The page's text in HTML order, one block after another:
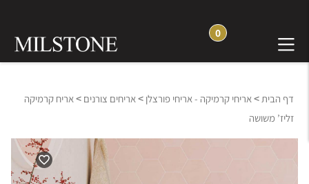
0
דף הבית> אריחי קרמיקה - אריחי פורצלן > אריחים צורנים > אריח קרמיקה
זליז’ משושה